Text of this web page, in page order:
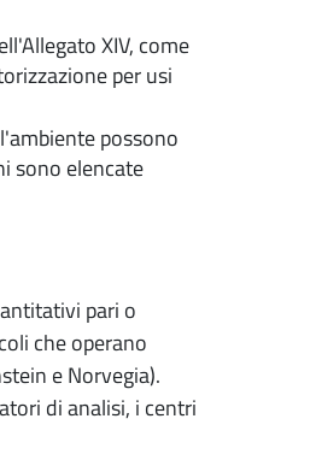
XIV, come
per usi
possono
sono elencate
pari o
che operano
e Norvegia).
di analisi, i centri